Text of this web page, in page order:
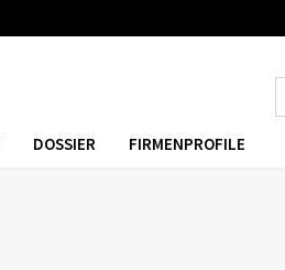
DOSSIER FIRMENPROFILE